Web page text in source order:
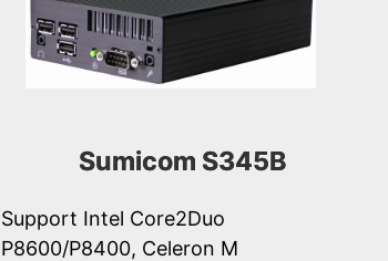
Sumicom S345B
Support Intel Core2Duo
P8600/P8400, Celeron M